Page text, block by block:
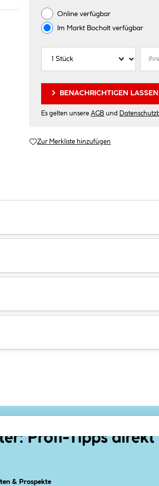
Online verfügbar
Im Markt Bocholtverfügbar
BENACHRICHTIGEN LASSEN
Es gelten unsere AGB und
Zur Merkliste hinzufügen
Profi-Tipps direkt
& Prospekte